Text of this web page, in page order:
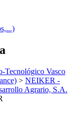
Tecnológico Vasco
> NEIKER -
Agrario, S.A.